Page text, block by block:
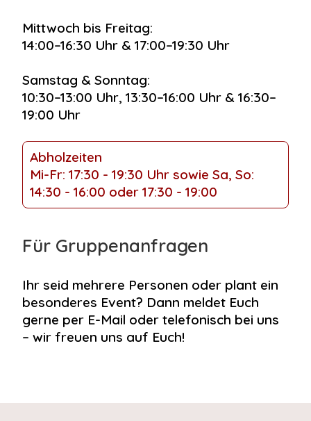
Mittwoch bis Freitag:
14:00–16:30 Uhr & 17:00–19:30 Uhr
Samstag & Sonntag:
10:30–13:00 Uhr, 13:30–16:00 Uhr & 16:30–
19:00 Uhr
Abholzeiten
Mi-Fr: 17:30 - 19:30 Uhr sowie Sa, So:
14:30 - 16:00 oder 17:30 - 19:00
Für Gruppenanfragen
Ihr seid mehrere Personen oder plant ein
besonderes Event? Dann meldet Euch
gerne per E-Mail oder telefonisch bei uns
– wir freuen uns auf Euch!